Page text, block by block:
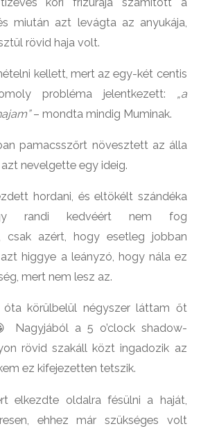
miután azt levágta az anyukája,
rövid haja volt.
kellett, mert az egy-két centis
probléma jelentkezett: „a
– mondta mindig Muminak.
pamacsszőrt növesztett az álla
nevelgette egy ideig.
hordani, és eltökélt szándéka
randi kedvéért nem fog
csak azért, hogy esetleg jobban
higgye a leányzó, hogy nála ez
mert nem lesz az.
óta körülbelül négyszer láttam őt
Nagyjából a 5 o’clock shadow-
rövid szakáll közt ingadozik az
ez kifejezetten tetszik.
elkezdte oldalra fésülni a haját,
ehhez már szükséges volt